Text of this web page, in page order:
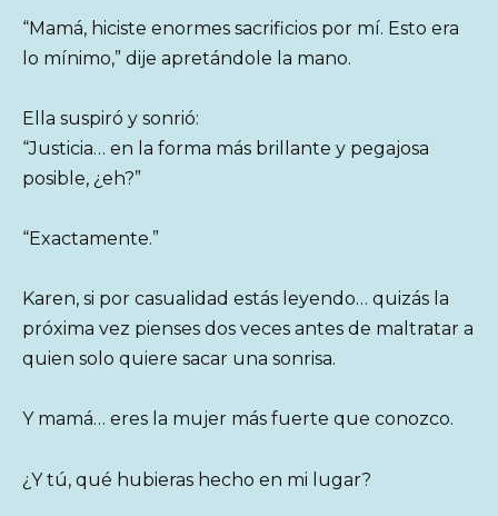
“Mamá, hiciste enormes sacrificios por mí. Esto era
lo mínimo,” dije apretándole la mano.
Ella suspiró y sonrió:
“Justicia… en la forma más brillante y pegajosa
posible, ¿eh?”
“Exactamente.”
Karen, si por casualidad estás leyendo… quizás la
próxima vez pienses dos veces antes de maltratar a
quien solo quiere sacar una sonrisa.
Y mamá… eres la mujer más fuerte que conozco.
¿Y tú, qué hubieras hecho en mi lugar?